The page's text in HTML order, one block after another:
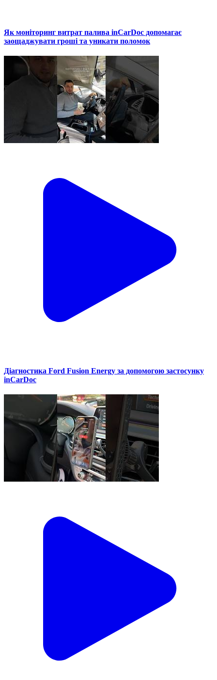
Як моніторинг витрат палива inCarDoc допомагає
заощаджувати гроші та уникати поломок
Діагностика Ford Fusion Energy за допомогою застосунку
inCarDoc